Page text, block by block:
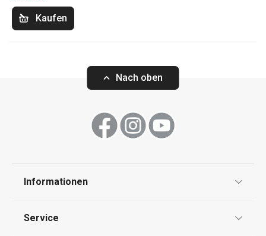
Kaufen
Nach oben
Informationen
Service